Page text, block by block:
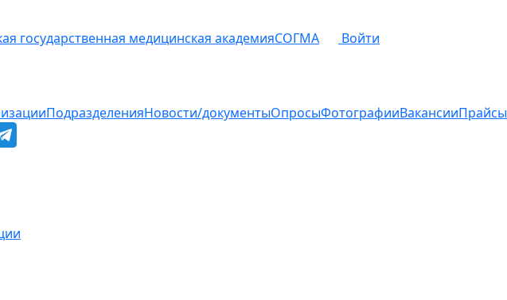
государственная медицинская академияСОГМА Войти
ПодразделенияНовости/документыОпросыФотографииВакансииПрайсы